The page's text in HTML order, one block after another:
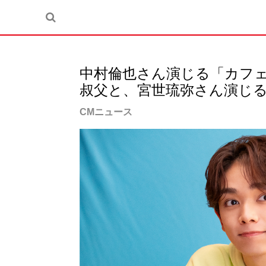
中村倫也さん演じる「カフ
叔父と、宮世琉弥さん演じ
CMニュース